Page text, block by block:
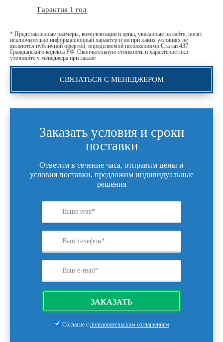
Гарантия 1 год
* Представленные размеры, комплектации и цены, указанные на сайте, носят
исключительно информационный характер и ни при каких условиях не
являются публичной офертой, определяемой положениями Статьи 437
Гражданского кодекса РФ. Окончательную стоимость и характеристики
уточняйте у менеджера при заказе
СВЯЗАТЬСЯ С МЕНЕДЖЕРОМ
Заказать условия и сроки
поставки
Ответим в течение часа, отправим цены и
условия поставки, предложим индивидуальные
решения
ЗАКАЗАТЬ
Согласие с пользовательским соглашением